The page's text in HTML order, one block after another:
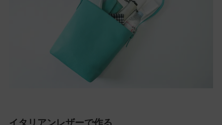
イタリアンレザーで作る